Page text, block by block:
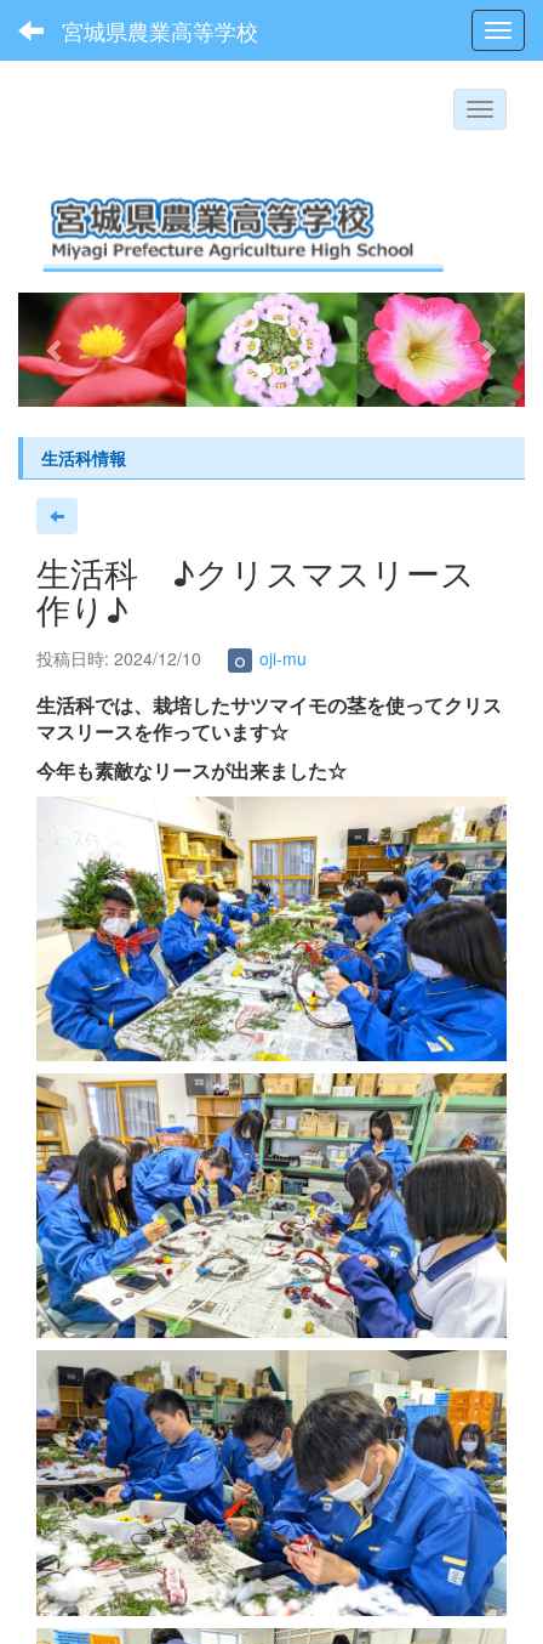
宮城県農業高等学校
p
r
e
v
i
o
u
s
n
e
x
t
生活科情報
生活科 ♪クリスマスリース
作り♪
投稿日時: 2024/12/10 oji-mu
生活科では、栽培したサツマイモの茎を使ってクリス
マスリースを作っています☆
今年も素敵なリースが出来ました☆